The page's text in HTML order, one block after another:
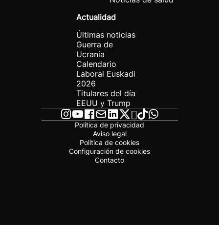
Actualidad
Últimas noticias
Guerra de
Ucrania
Calendario
Laboral Euskadi
2026
Titulares del día
EEUU y Trump
Política de privacidad
Aviso legal
Política de cookies
Configuración de cookies
Contacto